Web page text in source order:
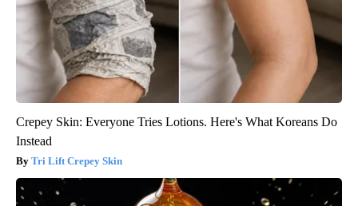
Crepey Skin: Everyone Tries Lotions. Here's What Koreans Do
Instead
Tri Lift Crepey Skin